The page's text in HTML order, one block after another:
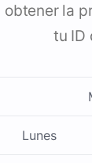
obtener la
tu ID
Lunes